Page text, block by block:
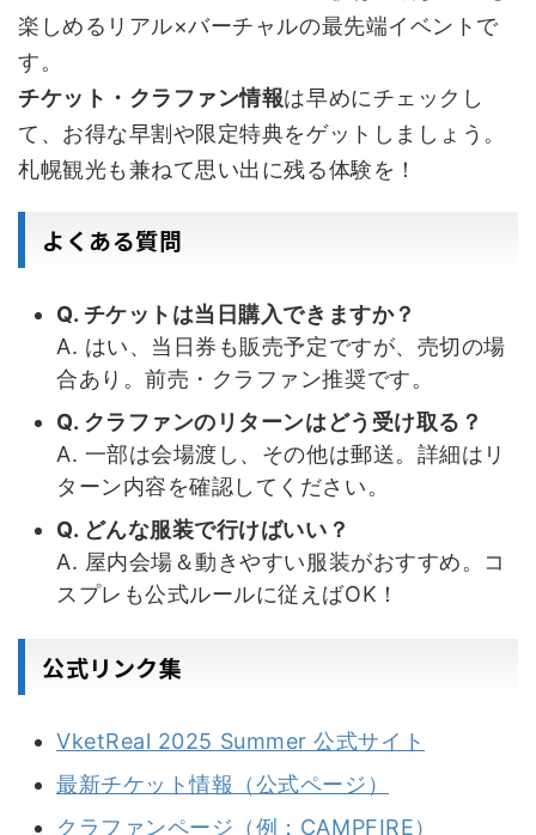
楽しめるリアル×バーチャルの最先端イベントで
す。
チケット・クラファン情報は早めにチェックし
て、お得な早割や限定特典をゲットしましょう。
札幌観光も兼ねて思い出に残る体験を！
よくある質問
Q. チケットは当日購入できますか？
A. はい、当日券も販売予定ですが、売切の場
合あり。前売・クラファン推奨です。
Q. クラファンのリターンはどう受け取る？
A. 一部は会場渡し、その他は郵送。詳細はリ
ターン内容を確認してください。
Q. どんな服装で行けばいい？
A. 屋内会場＆動きやすい服装がおすすめ。コ
スプレも公式ルールに従えばOK！
公式リンク集
VketReal 2025 Summer 公式サイト
最新チケット情報（公式ページ）
クラファンページ（例：CAMPFIRE）